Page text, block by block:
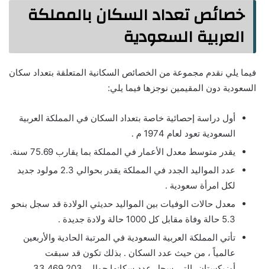
خصائص تعداد السكان بالمملكة
العربية السعودية
فيما يلي نقدم مجموعة من الخصائص السكانية المتعلقة بتعداد سكان
السعودية دون المقيمين نوجزها فيما يلي:
أول دراسة إحصائية خاصة بتعداد السكان في المملكة العربية
السعودية تعود لعام 1974 م .
يقدر متوسط معدل الأعمار في المملكة بما يقارب 75.69 سنة.
عدد المواليد الجدد في المملكة يقدر بحوالي 2.3 مولود جديد
لكل امرأة سعودية .
معدل حالات الوفيات بين المواليد حديثي الولادة قد سجل بنحو
5.3 حالة وفاة مقابل كل 1000 حالة ولادة جديدة .
تأتي المملكة العربية السعودية في المرتبة الحادية والأربعين
عالمياً ، من حيث عدد السكان . بذلك تكون قد سبقت